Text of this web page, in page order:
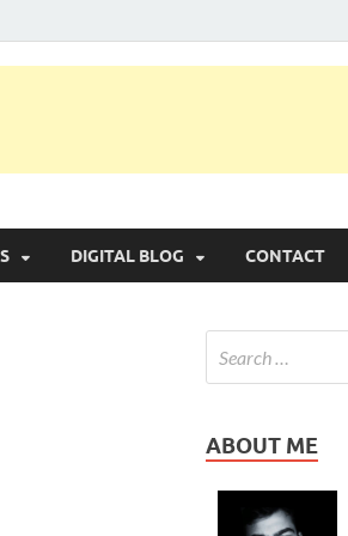
DIGITAL BLOG CONTACT
ABOUT ME